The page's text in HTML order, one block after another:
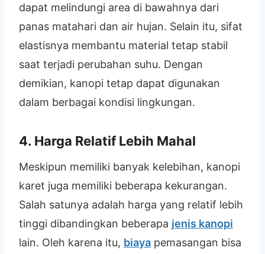
dapat melindungi area di bawahnya dari
panas matahari dan air hujan. Selain itu, sifat
elastisnya membantu material tetap stabil
saat terjadi perubahan suhu. Dengan
demikian, kanopi tetap dapat digunakan
dalam berbagai kondisi lingkungan.
4. Harga Relatif Lebih Mahal
Meskipun memiliki banyak kelebihan, kanopi
karet juga memiliki beberapa kekurangan.
Salah satunya adalah harga yang relatif lebih
tinggi dibandingkan beberapa jenis kanopi
lain. Oleh karena itu, biaya pemasangan bisa